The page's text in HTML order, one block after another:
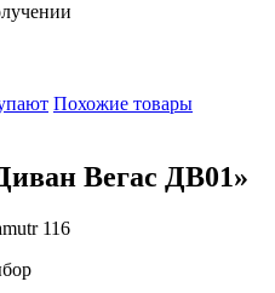
Похожие товары
Вегас ДВ01»
116